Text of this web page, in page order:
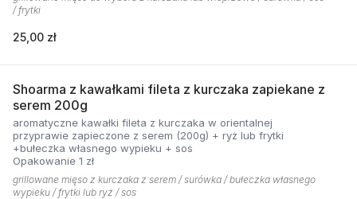
/ frytki
25,00 zł
Shoarma z kawałkami fileta z kurczaka zapiekane z
serem 200g
aromatyczne kawałki fileta z kurczaka w orientalnej
przyprawie zapieczone z serem (200g) + ryż lub frytki
+bułeczka własnego wypieku + sos
Opakowanie 1 zł
grillowane mięso z kurczaka z serem / surówka / bułeczka własnego
wypieku / frytki lub ryż / sos